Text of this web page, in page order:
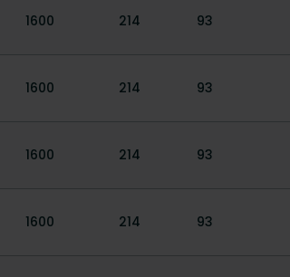
1600 214 93
1600 214 93
1600 214 93
1600 214 93